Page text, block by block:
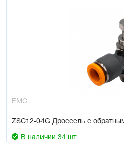
EMC
ZSC12-04G Дроссель с
В наличии 34 шт